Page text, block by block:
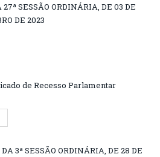
27ª SESSÃO ORDINÁRIA, DE 03 DE
DE 2023
de Recesso Parlamentar
3ª SESSÃO ORDINÁRIA, DE 28 DE